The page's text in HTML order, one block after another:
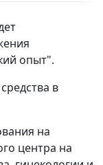
опыт".
в
на
центра на